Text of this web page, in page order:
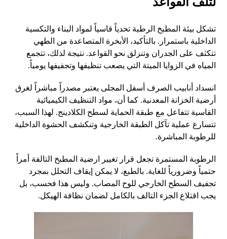
تشكل بيئة المطبخ الرطبة تحدياً قاسياً لمواد البناء والتكسية
الداخلية باستمرار. بالتأكيد، الأبخرة المتصاعدة من الطهي
تتكثف على الجدران وتنزلق نحو القواعد. نتيجة لذلك، تتجمع
المياه في الزوايا الميتة التي يصعب تنظيفها وتجفيفها يومياً.
انسداد أنابيب الصرف أسفل المجلى يعتبر مصدراً مباشراً لغرق
أرضية الخزانة المعدنية. كما أن، مواد التنظيف الكيميائية
القاسية تتفاعل مع طبقة الحماية لسطح الكلادينج. لهذا السبب،
تتسارع عملية تآكل الطبقة الخارجية وتنكشف الحشوة الداخلية
للرطوبة المباشرة.
الرطوبة المستمرة تجعل قرار تغيير ارضية المطبخ التالفة أمراً
حتمياً وضرورياً للغاية. بالطبع، لا يمكن إيقاف التحلل بمجرد
تجفيف السطح الخارجي للوح المصاب. وليس هذا فحسب، بل
يجب اقتلاع الجزء التالف بالكامل لضمان نظافة الهيكل.